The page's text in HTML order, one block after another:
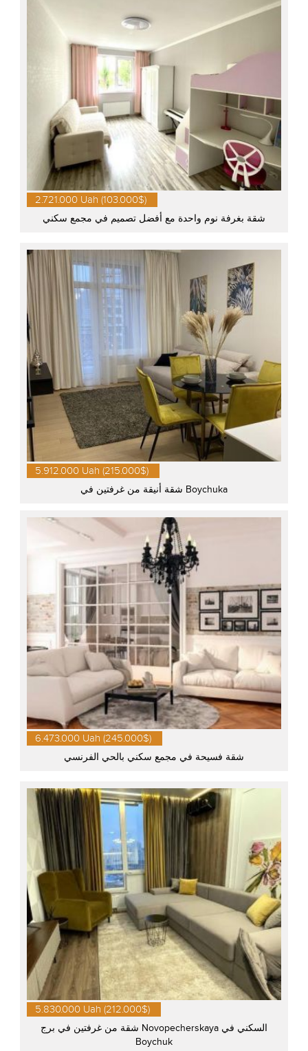
2.721.000 Uah (103.000$)
شقة بغرفة نوم واحدة مع أفضل تصميم في مجمع سكني
5.912.000 Uah (215.000$)
شقة أنيقة من غرفتين في Boychuka
6.473.000 Uah (245.000$)
شقة فسيحة في مجمع سكني بالحي الفرنسي
5.830.000 Uah (212.000$)
شقة من غرفتين في برج Novopecherskaya السكني في
Boychuk